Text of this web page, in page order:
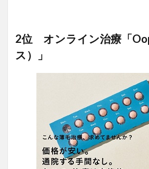
2位 オンライン治療「
ス）」